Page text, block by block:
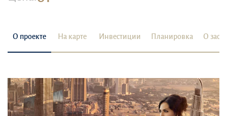
О проекте На карте Инвестиции Планировка О